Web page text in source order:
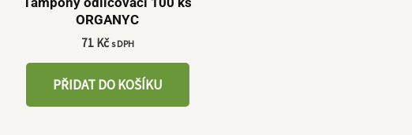
ORGANYC
71 Kč s DPH
PŘIDAT DO KOŠÍKU